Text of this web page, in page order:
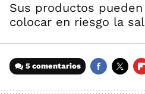
Sus productos
colocar en riesgo la
5 comentarios